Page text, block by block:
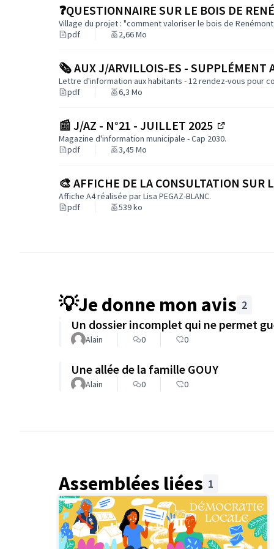
La singularité de ce parc réside dans son
sensiblement identiques. Dans le langage
strate herbacée spontanée s'est par ailleurs
cependant l'absence d'une strate arbustive
effectuées.
Sur ces premiers constats, les aménagements
2024 par l'Office National des Forêts (ONF)
Renouveler la strate arboréepour
Diversifier les structures végétales
sein du parc,
Le parc de Renémont : schéma de principe
mettre en oeuvre.
La revalorisation paysagère et forestière du
construction de l’école nouvelle
Moulin.
❓QUESTIONNAIRE SUR LE BOIS DE
Village du projet : "comment valoriser le bois de
pdf
2,66 Mo
🗞️ AUX J/ARVILLOIS-ES - SUPPLÉMENT
Lettre d'information aux habitants - 12 rendez-vous pour
pdf
6,3 Mo
📰 J/AZ - N°21 - JUILLET 2025
(Lien
Magazine d'information municipale - Cap 2030.
pdf
3,45 Mo
🎨 AFFICHE DE LA CONSULTATION SUR
Affiche A4 réalisée par Lisa PEGAZ-BLANC.
pdf
539 ko
💡Je donne mon avis 2
Un dossier incomplet qui ne permet
Alain 0 0
Une allée de la famille GOUY
Alain 0 0
Assemblées liées 1